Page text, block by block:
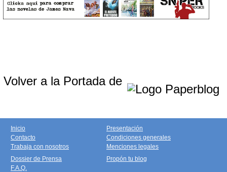
Volver a la Portada de
Inicio
Contacto
Trabaja con nosotros
Presentación
Condiciones generales
Menciones legales
Dossier de Prensa
F.A.Q.
Propón tu blog